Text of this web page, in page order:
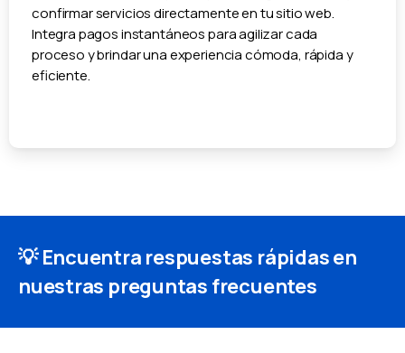
confirmar servicios directamente en tu sitio web.
Integra pagos instantáneos para agilizar cada
proceso y brindar una experiencia cómoda, rápida y
eficiente.
💡 Encuentra respuestas rápidas en
nuestras preguntas frecuentes